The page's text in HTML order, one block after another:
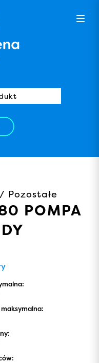
Pozostałe
POMPA